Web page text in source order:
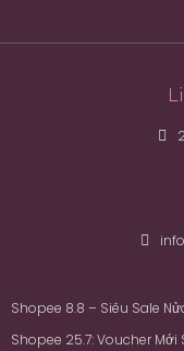
Shopee 8.8 – Siêu Sale
Shopee 25.7: Voucher